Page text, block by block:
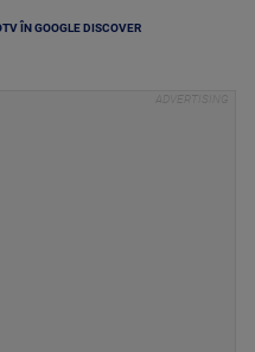
ÎN GOOGLE DISCOVER